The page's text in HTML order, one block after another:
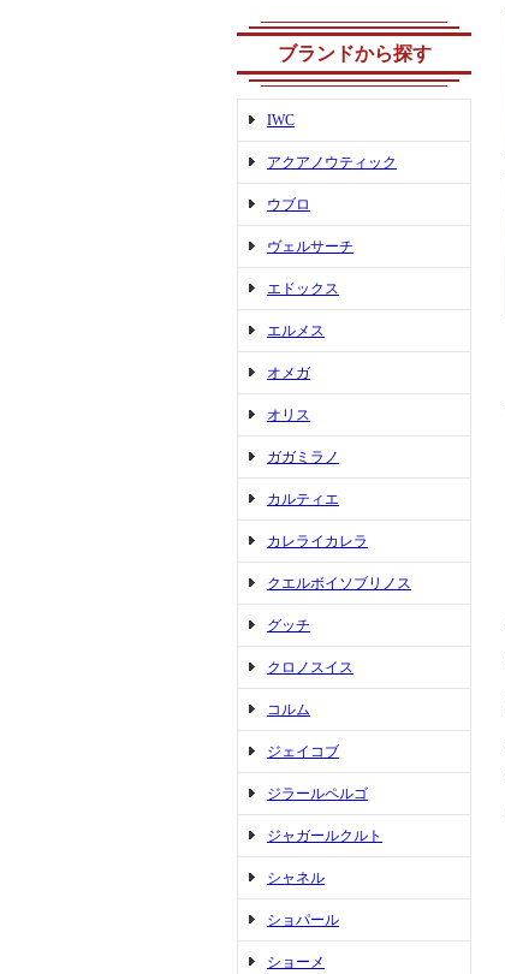
ブランドから探す
IWC
アクアノウティック
ウブロ
ヴェルサーチ
エドックス
エルメス
オメガ
オリス
ガガミラノ
カルティエ
カレライカレラ
クエルボイソブリノス
グッチ
クロノスイス
コルム
ジェイコブ
ジラールペルゴ
ジャガールクルト
シャネル
ショパール
ショーメ